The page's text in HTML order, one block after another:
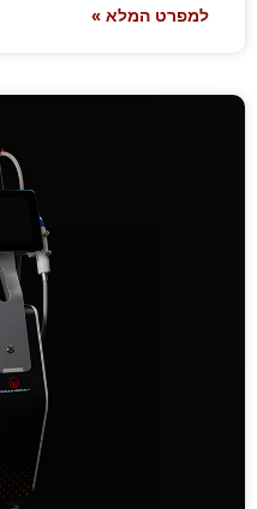
למפרט המלא »